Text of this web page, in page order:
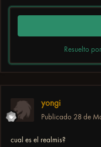
Resuelto
yongi
Publicado 28 de
cual es el realmis?